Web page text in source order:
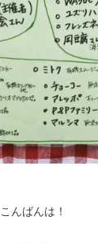
こんばんは！